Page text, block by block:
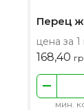
Перец
цена за 1
168,40
мин.